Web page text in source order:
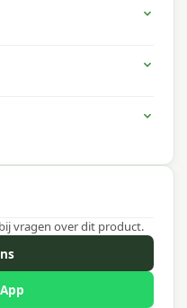
vragen over dit product.